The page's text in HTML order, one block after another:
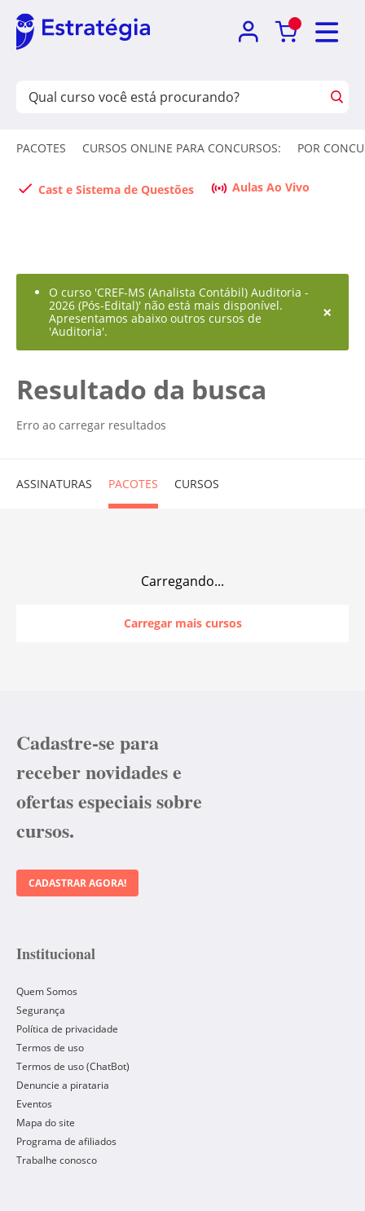
PACOTES CURSOS ONLINE PARA CONCURSOS: POR
Cast e Sistema de Questões Aulas Ao Vivo
O curso 'CREF-MS (Analista Contábil) Auditoria -
2026 (Pós-Edital)' não está mais disponível.
Apresentamos abaixo outros cursos de
'Auditoria'.
×
Resultado da busca
Erro ao carregar resultados
ASSINATURAS PACOTES CURSOS
Carregando...
Carregar mais cursos
Cadastre-se para
receber novidades e
ofertas especiais sobre
cursos.
CADASTRAR AGORA!
Institucional
Quem Somos
Segurança
Política de privacidade
Termos de uso
Termos de uso (ChatBot)
Denuncie a pirataria
Eventos
Mapa do site
Programa de afiliados
Trabalhe conosco